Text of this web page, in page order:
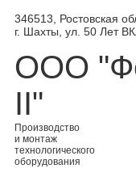
346513, Ростовская
г. Шахты, ул. 50 Лет
ООО
II"
Производство
и монтаж
технологического
оборудования